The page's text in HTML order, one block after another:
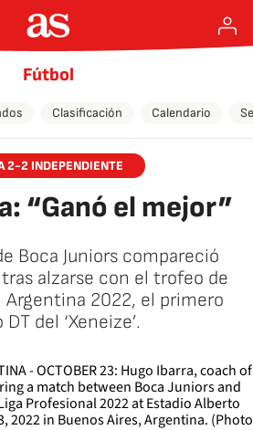
Fútbol
Clasificación Calendario
2-2 INDEPENDIENTE
“Ganó el mejor”
Boca Juniors compareció
alzarse con el trofeo de
Argentina 2022, el primero
del ‘Xeneize’.